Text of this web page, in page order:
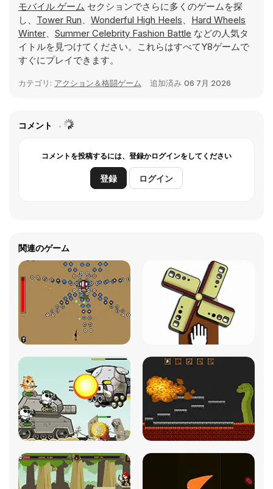
モバイル ゲーム セクションでさらに多くのゲームを探
し、 Tower Run、 Wonderful High Heels、 Hard Wheels
Winter、 Summer Celebrity Fashion Battle などの人気タ
イトルを見つけてください。これらはすべてY8ゲームで
すぐにプレイできます。
カテゴリ: アクション＆格闘ゲーム 追加済み 06 7月 2026
コメント
コメントを投稿するには、登録かログインをしてください
登録 ログイン
関連のゲーム